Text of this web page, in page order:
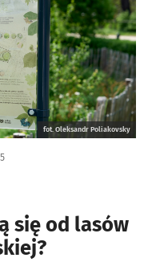
fot. Oleksandr Poliakovsky
się od lasów